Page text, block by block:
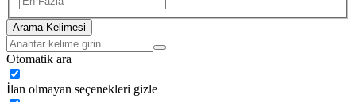
Arama Kelimesi
Otomatik ara
İlan olmayan seçenekleri gizle